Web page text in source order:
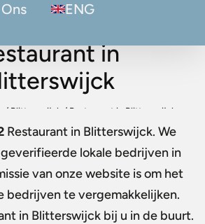
ENG
in
/ Blitterswijck / Restaurant in Blitterswijck
Restaurant in Blitterswijck. We
lokale bedrijven in
van onze website is om het
bedrijven te vergemakkelijken.
in Blitterswijck bij u in de buurt.